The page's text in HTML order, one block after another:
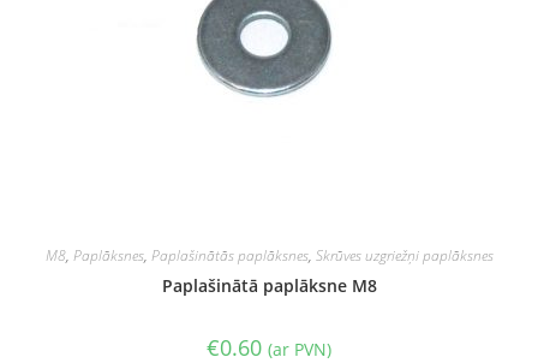
M8, Paplāksnes, Paplašinātās paplāksnes, Skrūves uzgriežņi paplāksnes
Paplašinātā paplāksne M8
€0.60 (ar PVN)